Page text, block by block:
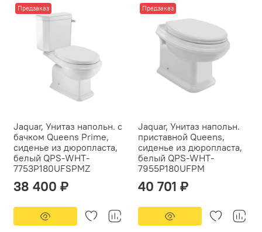
Предзаказ
Jaquar, Унитаз напольн. с
бачком Queens Prime,
сиденье из дюропласта,
белый QPS-WHT-
7753P180UFSPMZ
38 400 ₽
Предзаказ
Jaquar, Унитаз напольн.
приставной Queens,
сиденье из дюропласта,
белый QPS-WHT-
7955P180UFPM
40 701 ₽